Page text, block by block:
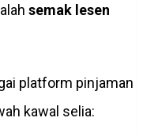
semak lesen
platform pinjaman
kawal selia: